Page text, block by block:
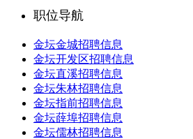
职位导航
金坛金城招聘信息
金坛开发区招聘信息
金坛直溪招聘信息
金坛朱林招聘信息
金坛指前招聘信息
金坛薛埠招聘信息
金坛儒林招聘信息